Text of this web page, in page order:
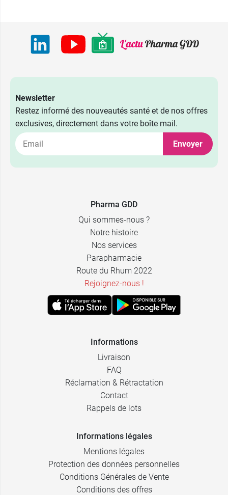
Newsletter
Restez informé des nouveautés santé et de nos offres
exclusives, directement dans votre boîte mail.
Envoyer
Pharma GDD
Qui sommes-nous ?
Notre histoire
Nos services
Parapharmacie
Route du Rhum 2022
Rejoignez-nous !
Informations
Livraison
FAQ
Réclamation & Rétractation
Contact
Rappels de lots
Informations légales
Mentions légales
Protection des données personnelles
Conditions Générales de Vente
Conditions des offres